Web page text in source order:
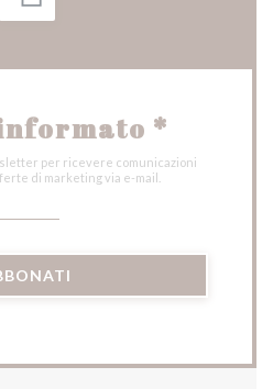
*
per ricevere comunicazioni
di marketing via e-mail.